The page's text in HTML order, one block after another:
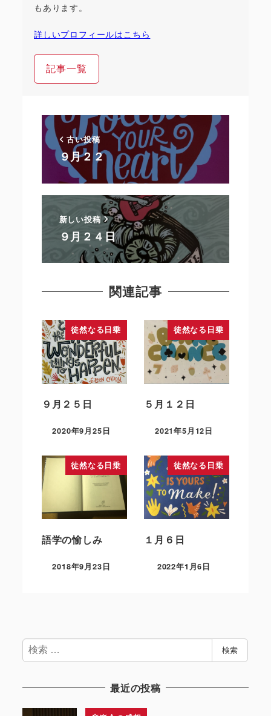
もあります。
詳しいプロフィールはこちら
記事一覧
古い投稿
９月２２
新しい投稿
９月２４日
関連記事
徒然なる日乗
９月２５日
2020年9月25日
徒然なる日乗
５月１２日
2021年5月12日
徒然なる日乗
語学の愉しみ
2018年9月23日
徒然なる日乗
１月６日
2022年1月6日
検
索
検索
最近の投稿